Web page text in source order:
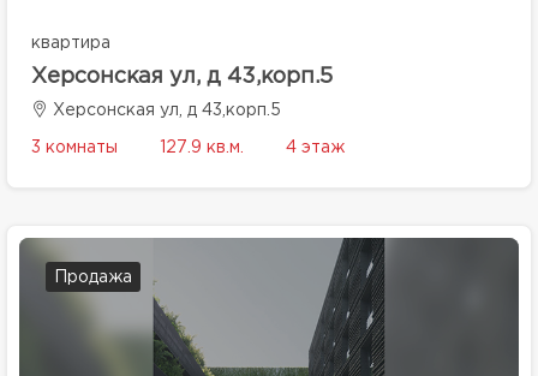
квартира
Херсонская ул, д 43,корп.5
Херсонская ул, д 43,корп.5
3 комнаты 127.9 кв.м. 4 этаж
Продажа